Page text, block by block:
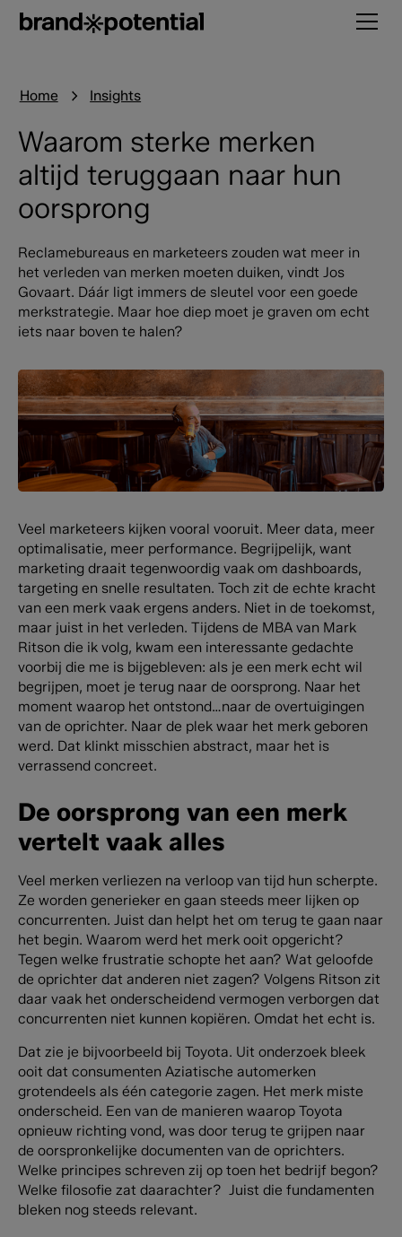
Home Insights
Waarom sterke merken
altijd teruggaan naar hun
oorsprong
Reclamebureaus en marketeers zouden wat meer in
het verleden van merken moeten duiken, vindt Jos
Govaart. Dáár ligt immers de sleutel voor een goede
merkstrategie. Maar hoe diep moet je graven om echt
iets naar boven te halen?
Veel marketeers kijken vooral vooruit. Meer data, meer
optimalisatie, meer performance. Begrijpelijk, want
marketing draait tegenwoordig vaak om dashboards,
targeting en snelle resultaten. Toch zit de echte kracht
van een merk vaak ergens anders. Niet in de toekomst,
maar juist in het verleden. Tijdens de MBA van Mark
Ritson die ik volg, kwam een interessante gedachte
voorbij die me is bijgebleven: als je een merk echt wil
begrijpen, moet je terug naar de oorsprong. Naar het
moment waarop het ontstond…naar de overtuigingen
van de oprichter. Naar de plek waar het merk geboren
werd. Dat klinkt misschien abstract, maar het is
verrassend concreet.
De oorsprong van een merk
vertelt vaak alles
Veel merken verliezen na verloop van tijd hun scherpte.
Ze worden generieker en gaan steeds meer lijken op
concurrenten. Juist dan helpt het om terug te gaan naar
het begin. Waarom werd het merk ooit opgericht?
Tegen welke frustratie schopte het aan? Wat geloofde
de oprichter dat anderen niet zagen? Volgens Ritson zit
daar vaak het onderscheidend vermogen verborgen dat
concurrenten niet kunnen kopiëren. Omdat het echt is.
Dat zie je bijvoorbeeld bij Toyota. Uit onderzoek bleek
ooit dat consumenten Aziatische automerken
grotendeels als één categorie zagen. Het merk miste
onderscheid. Een van de manieren waarop Toyota
opnieuw richting vond, was door terug te grijpen naar
de oorspronkelijke documenten van de oprichters.
Welke principes schreven zij op toen het bedrijf begon?
Welke filosofie zat daarachter? Juist die fundamenten
bleken nog steeds relevant.